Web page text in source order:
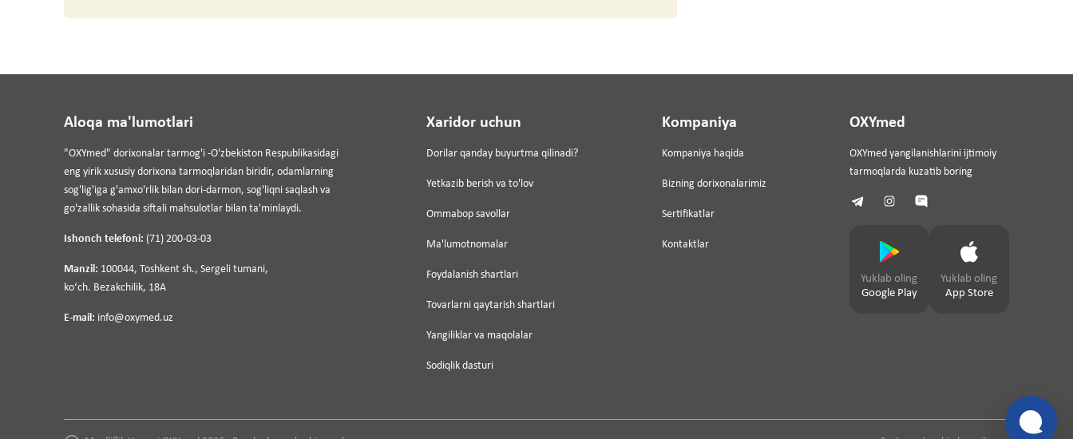
Aloqa ma'lumotlari
"OXYmed" dorixonalar tarmog'i -O'zbekiston Respublikasidagi
eng yirik xususiy dorixona tarmoqlaridan biridir, odamlarning
sog'lig'iga g'amxo'rlik bilan dori-darmon, sog'liqni saqlash va
go'zallik sohasida siftali mahsulotlar bilan ta'minlaydi.
Ishonch telefoni: (71) 200-03-03
Manzil: 100044, Toshkent sh., Sergeli tumani,
koʻch. Bezakchilik, 18A
E-mail: info@oxymed.uz
Xaridor uchun
Dorilar qanday buyurtma qilinadi?
Yetkazib berish va to'lov
Ommabop savollar
Ma'lumotnomalar
Foydalanish shartlari
Tovarlarni qaytarish shartlari
Yangiliklar va maqolalar
Sodiqlik dasturi
Kompaniya
Kompaniya haqida
Bizning dorixonalarimiz
Sertifikatlar
Kontaktlar
OXYmed
OXYmed yangilanishlarini ijtimoiy
tarmoqlarda kuzatib boring
Yuklab oling
Google Play
Yuklab oling
App Store